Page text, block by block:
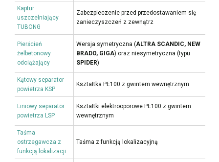
Kaptur
uszczelniający
TUBONG
Zabezpieczenie przed przedostawaniem się
zanieczyszczeń z zewnątrz
Pierścień
żelbetonowy
odciążający
Wersja symetryczna (ALTRA SCANDIC, NEW
BRADO, GIGA) oraz niesymetryczna (typu
SPIDER)
Kątowy separator
powietrza KSP
Kształtka PE100 z gwintem wewnętrznym
Liniowy separator
powietrza LSP
Kształtki elektrooporowe PE100 z gwintem
wewnętrznym
Taśma
ostrzegawcza z
funkcją lokalizacji
Taśma z funkcją lokalizacyjną